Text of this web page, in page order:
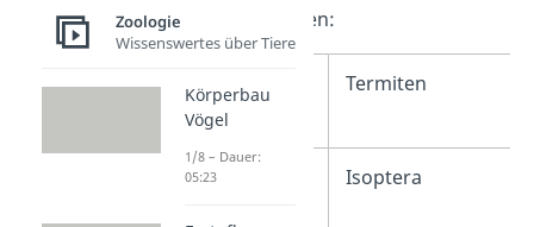
zusammengetragen:
Name
(Ordnung)
Termiten
Lateinischer
Isoptera
Zoologie
Wissenswertes über Tiere
Körperbau
Vögel
1/8 – Dauer:
05:23